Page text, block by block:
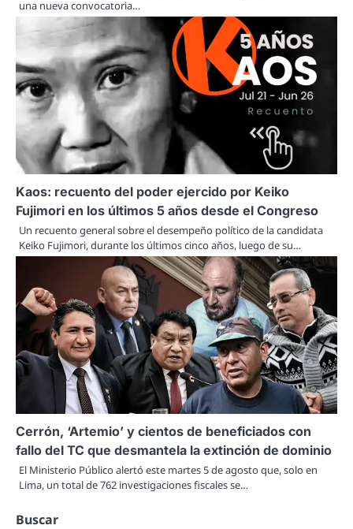
una nueva convocatoria…
Kaos: recuento del poder ejercido por Keiko
Fujimori en los últimos 5 años desde el Congreso
Un recuento general sobre el desempeño político de la candidata
Keiko Fujimori, durante los últimos cinco años, luego de su…
Cerrón, ‘Artemio’ y cientos de beneficiados con
fallo del TC que desmantela la extinción de dominio
El Ministerio Público alertó este martes 5 de agosto que, solo en
Lima, un total de 762 investigaciones fiscales se…
Buscar